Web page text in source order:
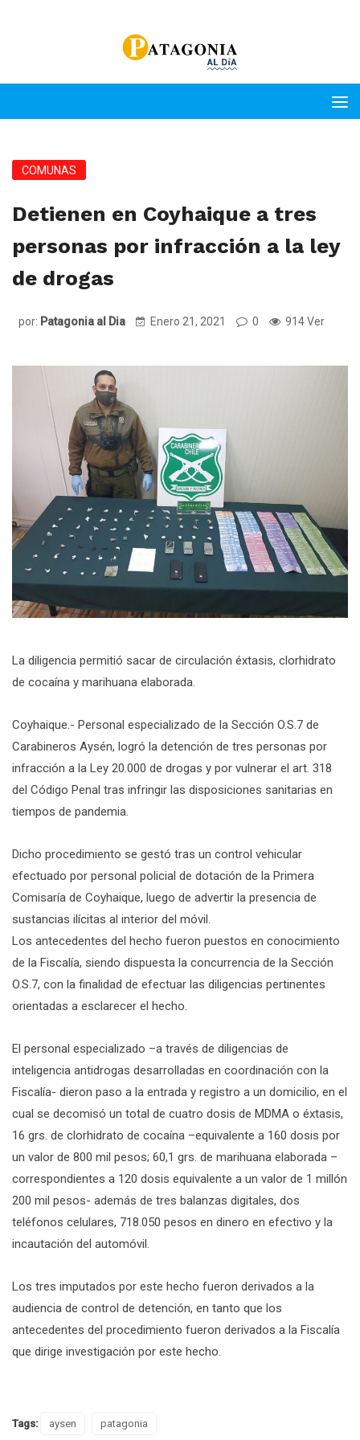
COMUNAS
Detienen en Coyhaique a tres
personas por infracción a la ley
de drogas
por: Patagonia al Dia Enero 21, 2021 0 914 Ver
La diligencia permitió sacar de circulación éxtasis, clorhidrato
de cocaína y marihuana elaborada.
Coyhaique.- Personal especializado de la Sección O.S.7 de
Carabineros Aysén, logró la detención de tres personas por
infracción a la Ley 20.000 de drogas y por vulnerar el art. 318
del Código Penal tras infringir las disposiciones sanitarias en
tiempos de pandemia.
Dicho procedimiento se gestó tras un control vehicular
efectuado por personal policial de dotación de la Primera
Comisaría de Coyhaique, luego de advertir la presencia de
sustancias ilícitas al interior del móvil.
Los antecedentes del hecho fueron puestos en conocimiento
de la Fiscalía, siendo dispuesta la concurrencia de la Sección
O.S.7, con la finalidad de efectuar las diligencias pertinentes
orientadas a esclarecer el hecho.
El personal especializado –a través de diligencias de
inteligencia antidrogas desarrolladas en coordinación con la
Fiscalía- dieron paso a la entrada y registro a un domicilio, en el
cual se decomisó un total de cuatro dosis de MDMA o éxtasis,
16 grs. de clorhidrato de cocaína –equivalente a 160 dosis por
un valor de 800 mil pesos; 60,1 grs. de marihuana elaborada –
correspondientes a 120 dosis equivalente a un valor de 1 millón
200 mil pesos- además de tres balanzas digitales, dos
teléfonos celulares, 718.050 pesos en dinero en efectivo y la
incautación del automóvil.
Los tres imputados por este hecho fueron derivados a la
audiencia de control de detención, en tanto que los
antecedentes del procedimiento fueron derivados a la Fiscalía
que dirige investigación por este hecho.
Tags: aysen patagonia